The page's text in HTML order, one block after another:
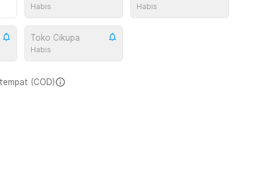
Habis Habis
Toko Cikupa
Habis
(COD)